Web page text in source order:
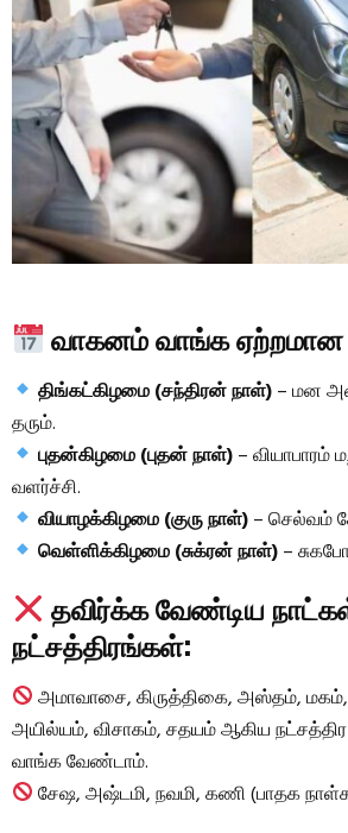
வாகனம் வாங்க ஏற்றமான
திங்கட்கிழமை (சந்திரன் நாள்)– மன
தரும்.
புதன்கிழமை (புதன் நாள்)– வியாபாரம்
வளர்ச்சி.
வியாழக்கிழமை (குரு நாள்)– செல்வம்
வெள்ளிக்கிழமை (சுக்ரன் நாள்)–
தவிர்க்க வேண்டிய
நட்சத்திரங்கள்:
அமாவாசை, கிருத்திகை, அஸ்தம், மகம்,
அயில்யம், விசாகம், சதயம் ஆகிய
வாங்க வேண்டாம்.
சேஷ, அஷ்டமி, நவமி, கணி (பாதக